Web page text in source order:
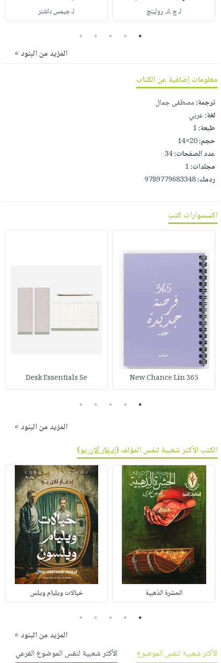
صابون
أطفال
فيديوهات
أسئلة
خدمات
نيل
وفرات
انشر
كتابك
تواصل
معنا
الإصدارات
لـ ج .ك. رولينج
لـ جيمس داشنر
1
2
3
4
5
المزيد من البنود »
معلومات إضافية عن الكتاب
ترجمة:مصطفى جمال
لغة:عربي
طبعة:1
حجم:20×14
عدد الصفحات:34
مجلدات:1
ردمك:9789779683348
اكسسوارات كتب
365 New Chance Lin
Desk Essentials Se
1
2
3
4
5
المزيد من البنود »
الكتب الأكثر شعبية لنفس المؤلف (إدغار آلان بو)
الحشرة الذهبية خيالات ويليام ويلس
1
2
3
4
5
المزيد من البنود »
الأكثر شعبية لنفس الموضوع
الأكثر شعبية لنفس الموضوع الفرعي